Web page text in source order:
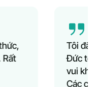
lớp học Tiếng
mình. Tôi rất
tháng trước.
Đội ngũ hỗ trợ tận